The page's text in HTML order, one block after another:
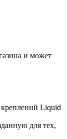
и может
Liquid
для тех,